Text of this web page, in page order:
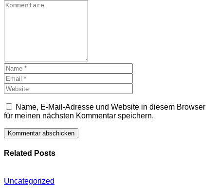
Name, E-Mail-Adresse und Website in diesem Browser
für meinen nächsten Kommentar speichern.
Related Posts
Uncategorized